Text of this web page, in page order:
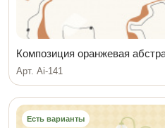
Композиция оранжевая
Арт. Ai-141
Есть варианты